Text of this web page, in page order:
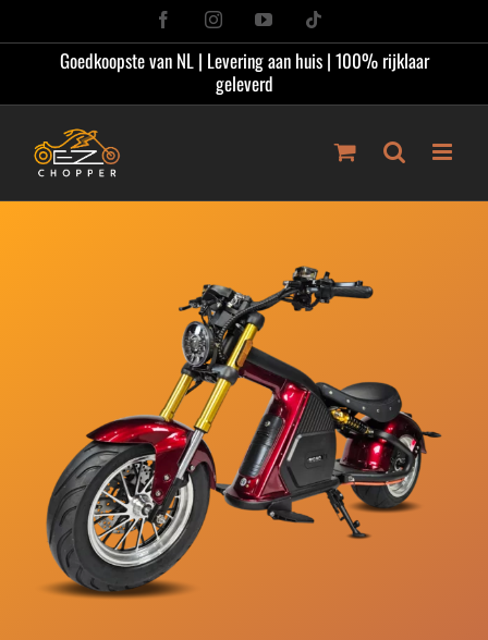
naar
FacebookInstagramYouTube
Goedkoopste van NL | Levering aan huis | 100% rijklaar
geleverd